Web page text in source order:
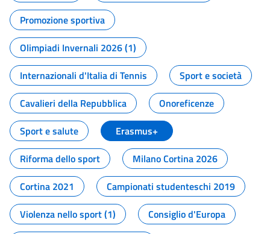
Promozione sportiva
Olimpiadi Invernali 2026 (1)
Internazionali d'Italia di Tennis
Sport e società
Cavalieri della Repubblica
Onoreficenze
Sport e salute
Erasmus+
Riforma dello sport
Milano Cortina 2026
Cortina 2021
Campionati studenteschi 2019
Violenza nello sport (1)
Consiglio d'Europa